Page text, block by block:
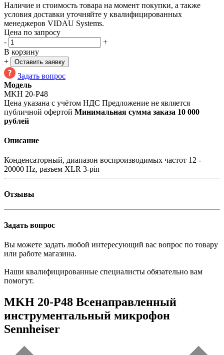
Наличие и стоимость товара на момент покупки, а также
условия доставки уточняйте у квалифицированных
менеджеров VIDAU Systems.
Цена по запросу
-
+
В корзину
+
Оставить заявку
Задать вопрос
Модель
MKH 20-P48
Цена указана с учётом НДС Предложение не является
публичной офертой Минимальная сумма заказа 10 000
рублей
Описание
Конденсаторный, диапазон воспроизводимых частот 12 -
20000 Hz, разъем XLR 3-pin
Отзывы
Задать вопрос
Вы можете задать любой интересующий вас вопрос по товару
или работе магазина.
Наши квалифицированные специалисты обязательно вам
помогут.
MKH 20-P48 Всенаправленный
инструментальный микрофон
Sennheiser